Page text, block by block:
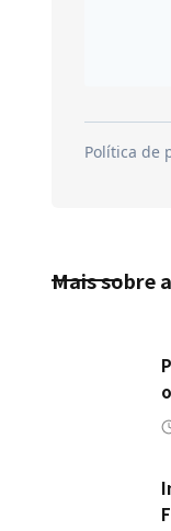
Mais sobre